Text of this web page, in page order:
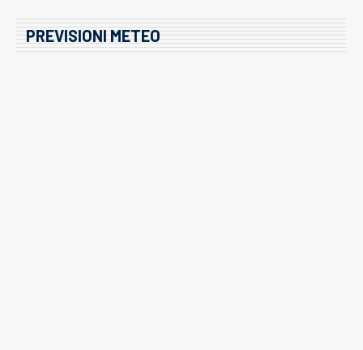
PREVISIONI METEO